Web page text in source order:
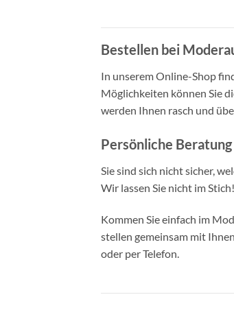
Bestellen bei
In unserem Online-Shop
Möglichkeiten können Sie
werden Ihnen rasch und
Persönliche
Sie sind sich nicht sicher,
Wir lassen Sie nicht im Stich!
Kommen Sie einfach im
stellen gemeinsam mit
oder per Telefon.